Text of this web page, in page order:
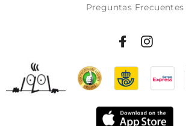
Preguntas Frecuentes